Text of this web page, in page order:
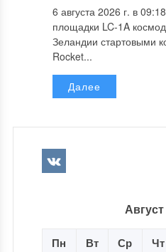
6 августа 2026 г. в
площадки LC-1A
Зеландии стартовыми
Rocket...
Далее
Пн Вт Ср Чт